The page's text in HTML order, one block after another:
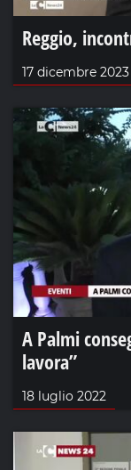
Reggio,
17 dicembre 2023
A Palmi
lavora”
18 luglio 2022